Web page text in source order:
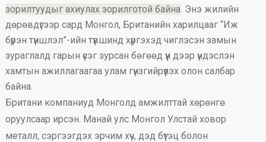
зорилтуудыг ахиулах зорилготой байна. Энэ жилийн
дөрөвдүгээр сард Монгол, Британийн харилцааг “Иж
бүрэн түншлэл”-ийн түвшинд хүргэхэд чиглэсэн замын
зураглалд гарын үсэг зурсан бөгөөд үүн дээр үндэслэн
хамтын ажиллагаагаа улам гүнзгийрүүлэх олон салбар
байна.
Британи компаниуд Монголд амжилттай хөрөнгө
оруулсаар ирсэн. Манай улс Монгол Улстай ховор
металл, сэргээгдэх эрчим хүч, дэд бүтэц болон